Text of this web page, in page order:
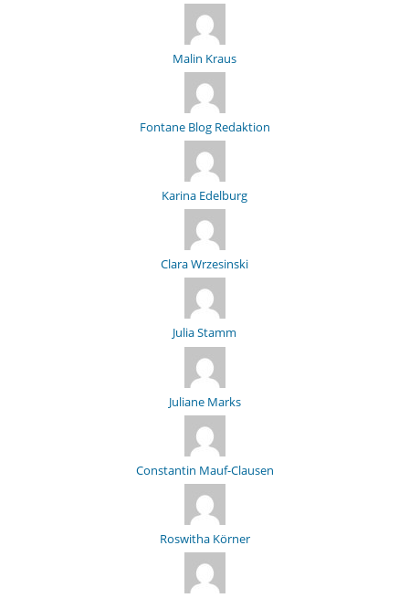
Malin Kraus
Fontane Blog Redaktion
Karina Edelburg
Clara Wrzesinski
Julia Stamm
Juliane Marks
Constantin Mauf-Clausen
Roswitha Körner